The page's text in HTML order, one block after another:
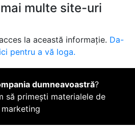
multe site-uri
la această informație. Da-
pentru a vă loga.
dumneavoastră?
să primești materialele de
marketing